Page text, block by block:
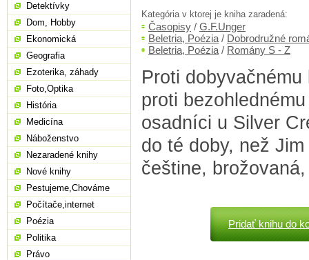
Kategória v ktorej je kniha zaradená:
Časopisy / G.F.Unger
Beletria, Poézia / Dobrodružné
Beletria, Poézia / Romány S - Z
Proti
proti
osadníci u Silver
do té doby, než
češtine,
Pridať knihu do
Detektívky
Dom, Hobby
Ekonomická
Geografia
Ezoterika, záhady
Foto,Optika
História
Medicína
Náboženstvo
Nezaradené knihy
Nové knihy
Pestujeme,Chováme
Počítače,internet
Poézia
Politika
Právo